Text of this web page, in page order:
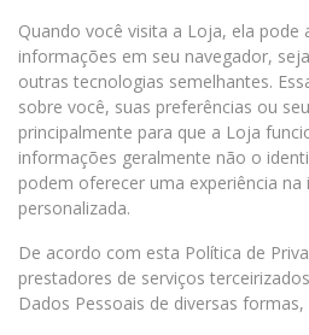
Quando você visita a Loja, ela pode
informações em seu navegador,
outras tecnologias semelhantes.
sobre você, suas preferências ou
principalmente para que a Loja
informações geralmente não o
podem oferecer uma experiência na
personalizada.
De acordo com esta Política de
prestadores de serviços
Dados Pessoais de diversas